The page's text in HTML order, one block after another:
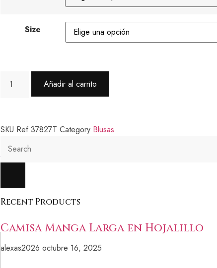
Size
Añadir al carrito
SKU Ref 37827T Category Blusas
Recent Products
Camisa Manga Larga en Hojalillo
alexas2026 octubre 16, 2025